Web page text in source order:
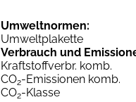
Umweltnormen:
Umweltplakette
Verbrauch und
Kraftstoffverbr. komb.
CO2-Emissionen komb.
CO2-Klasse